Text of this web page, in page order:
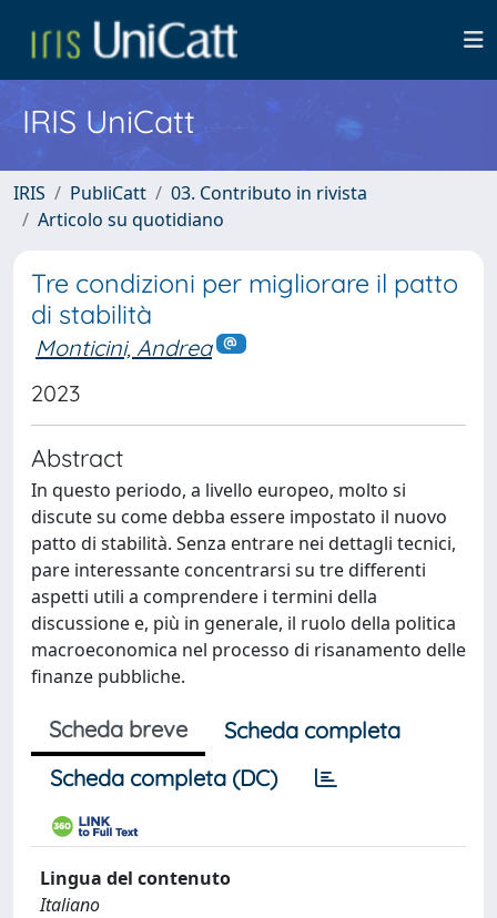
IRIS UniCatt
IRIS PubliCatt
03. Contributo in rivista
Articolo su quotidiano
Tre condizioni per migliorare il patto
di stabilità
Monticini, Andrea
2023
Abstract
In questo periodo, a livello europeo, molto si
discute su come debba essere impostato il nuovo
patto di stabilità. Senza entrare nei dettagli tecnici,
pare interessante concentrarsi su tre differenti
aspetti utili a comprendere i termini della
discussione e, più in generale, il ruolo della politica
macroeconomica nel processo di risanamento delle
finanze pubbliche.
Scheda breve
Scheda completa
Scheda completa (DC)
Lingua del contenuto
Italiano